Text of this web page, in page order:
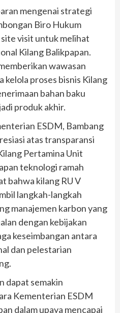
mengenai strategi
Biro Hukum
visit untuk melihat
Kilang Balikpapan.
wawasan
kelola proses bisnis Kilang
bahan baku
produk akhir.
ESDM, Bambang
atas transparansi
Pertamina Unit
teknologi ramah
bahwa kilang RU V
langkah-langkah
manajemen karbon yang
dengan kebijakan
keseimbangan antara
dan pelestarian
dapat semakin
Kementerian ESDM
dalam upaya mencapai